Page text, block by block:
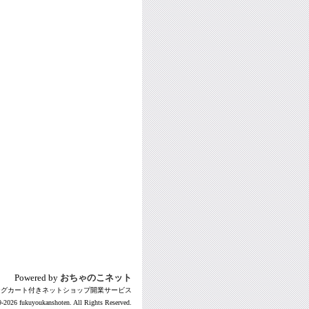
Powered by おちゃのこネット
カート付きネットショップ開業サービス
2026 fukuyoukanshoten. All Rights Reserved.